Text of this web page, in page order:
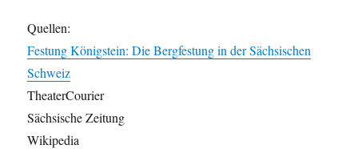
Quellen:
Festung Königstein: Die Bergfestung in der Sächsischen
Schweiz
TheaterCourier
Sächsische Zeitung
Wikipedia